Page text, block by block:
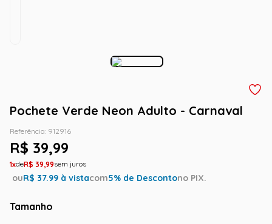
Pochete Verde Neon Adulto - Carnaval
Referência: 912916
R$ 39,99
1 R$ 39,99
ouR$ 37.99 à vistacom5% de Descontono PIX.
Tamanho